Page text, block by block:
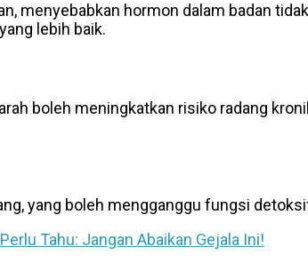
menyebabkan hormon dalam badan
lebih baik.
boleh meningkatkan risiko radang
yang boleh mengganggu fungsi
Tahu: Jangan Abaikan Gejala Ini!